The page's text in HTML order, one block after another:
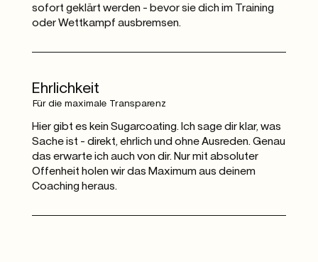
sofort geklärt werden – bevor sie dich im Training
oder Wettkampf ausbremsen.
Ehrlichkeit
Für die maximale Transparenz
Hier gibt es kein Sugarcoating. Ich sage dir klar, was
Sache ist – direkt, ehrlich und ohne Ausreden. Genau
das erwarte ich auch von dir. Nur mit absoluter
Offenheit holen wir das Maximum aus deinem
Coaching heraus.